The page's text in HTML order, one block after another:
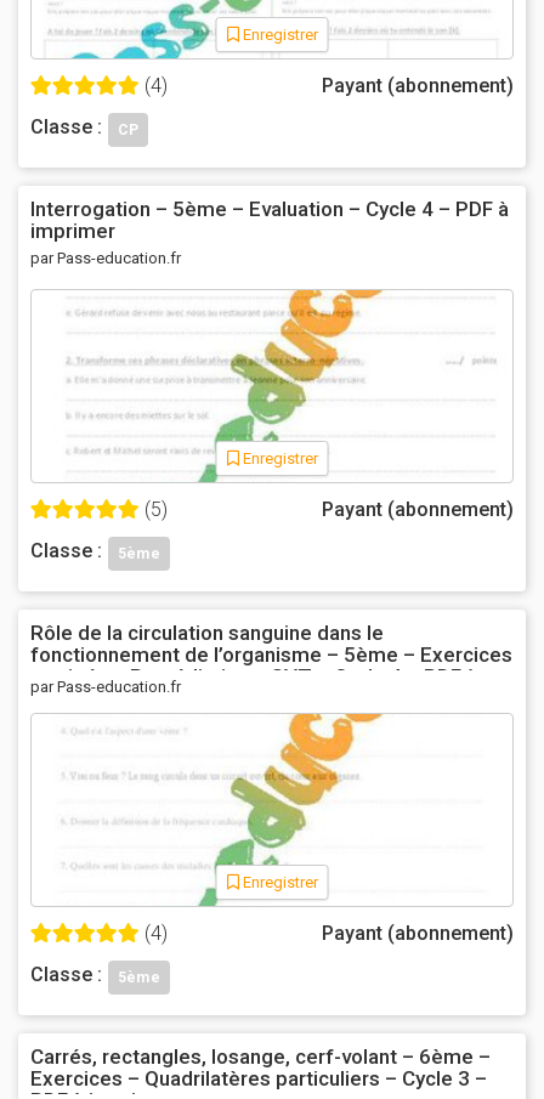
Enregistrer
(4)
Payant (abonnement)
Classe :
CP
Interrogation – 5ème – Evaluation – Cycle 4 – PDF à
imprimer
par Pass-education.fr
Enregistrer
(5)
Payant (abonnement)
Classe :
5ème
Rôle de la circulation sanguine dans le
fonctionnement de l’organisme – 5ème – Exercices
corrigés – Remédiation – SVT – Cycle 4 – PDF à
imprimer
par Pass-education.fr
Enregistrer
(4)
Payant (abonnement)
Classe :
5ème
Carrés, rectangles, losange, cerf-volant – 6ème –
Exercices – Quadrilatères particuliers – Cycle 3 –